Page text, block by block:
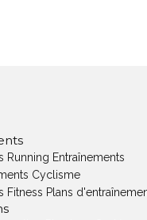
Running Entraînements
Cyclisme
Fitness Plans